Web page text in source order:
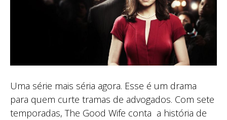
Uma série mais séria agora. Esse é um drama
para quem curte tramas de advogados. Com sete
temporadas, The Good Wife conta a história de